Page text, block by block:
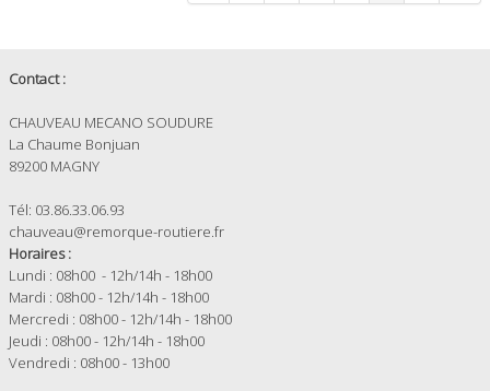
Contact :
CHAUVEAU MECANO SOUDURE
La Chaume Bonjuan
89200 MAGNY
Tél: 03.86.33.06.93
chauveau@remorque-routiere.fr
Horaires :
Lundi : 08h00 - 12h/14h - 18h00
Mardi : 08h00 - 12h/14h - 18h00
Mercredi : 08h00 - 12h/14h - 18h00
Jeudi : 08h00 - 12h/14h - 18h00
Vendredi : 08h00 - 13h00